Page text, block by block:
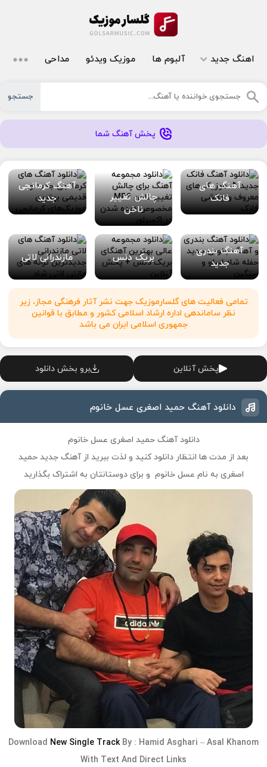
اهنگ جدید آلبوم ها موزیک ویدئو مداحی
جستجو
پخش آهنگ شما
آهنگ های
فانک
چالش تغییر
ناخن
آهنگ کرمانجی
جدید
آهنگ بندری
جدید
بریک دنس مازندرانی لاتی
تمامی فعالیت های گلسارموزیک جهت نشر آثار فرهنگی مجاز، زیر
نظر ساماندهی اداره ارشاد اسلامی کشور و مطابق با قوانین
جمهوری اسلامی ایران می باشد
پخش آنلاین برو بخش دانلود
دانلود آهنگ حمید اصغری عسل خانوم
دانلود آهنگ حمید اصغری عسل خانوم
بعد از مدت ها انتظار دانلود کنید و لذت ببرید از آهنگ جدید حمید
اصغری به نام عسل خانوم و برای دوستانتان به اشتراک بگذارید
Download New Single TrackBy : Hamid Asghari – Asal Khanom
With Text And Direct Links